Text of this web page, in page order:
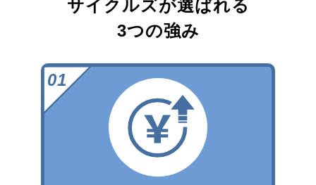
サイクルズが選ばれる
3つの強み